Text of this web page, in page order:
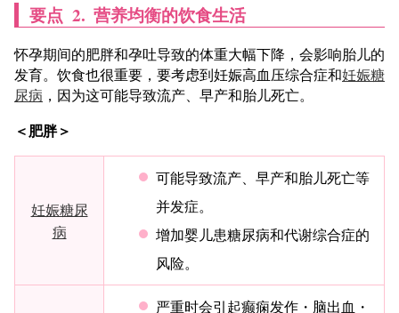
要点 2. 营养均衡的饮食生活
怀孕期间的肥胖和孕吐导致的体重大幅下降，会影响胎儿的
发育。饮食也很重要，要考虑到妊娠高血压综合症和妊娠糖
尿病 ，因为这可能导致流产、早产和胎儿死亡。
＜肥胖＞
妊娠糖尿
病
可能导致流产、早产和胎儿死亡等
并发症。
增加婴儿患糖尿病和代谢综合症的
风险。
严重时会引起癫痫发作・脑出血・